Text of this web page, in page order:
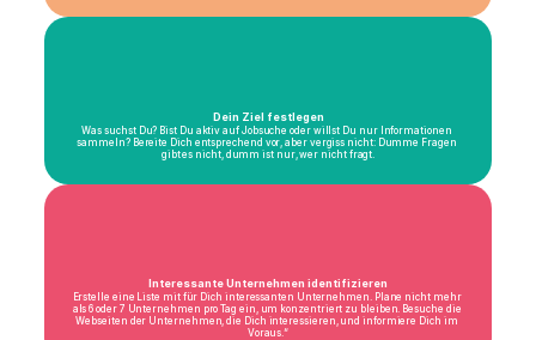
Dein Ziel festlegen
Was suchst Du? Bist Du aktiv auf Jobsuche oder willst Du nur Informationen
sammeln? Bereite Dich entsprechend vor, aber vergiss nicht: Dumme Fragen
gibt es nicht, dumm ist nur, wer nicht fragt.
Interessante Unternehmen identifizieren
Erstelle eine Liste mit für Dich interessanten Unternehmen. Plane nicht mehr
als 6 oder 7 Unternehmen pro Tag ein, um konzentriert zu bleiben. Besuche die
Webseiten der Unternehmen, die Dich interessieren, und informiere Dich im
Voraus.“